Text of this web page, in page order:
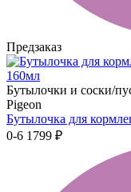
Предзаказ
Бутылочки и соски/
Pigeon
Бутылочка для
0-6 1799 ₽